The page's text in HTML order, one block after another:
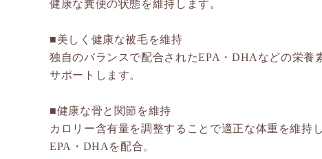
健康な糞便の状態を維持します。
■美しく健康な被毛を維持
独自のバランスで配合されたEPA・DHAなどの栄養
サポートします。
■健康な骨と関節を維持
カロリー含有量を調整することで適正な体重を維持
EPA・DHAを配合。